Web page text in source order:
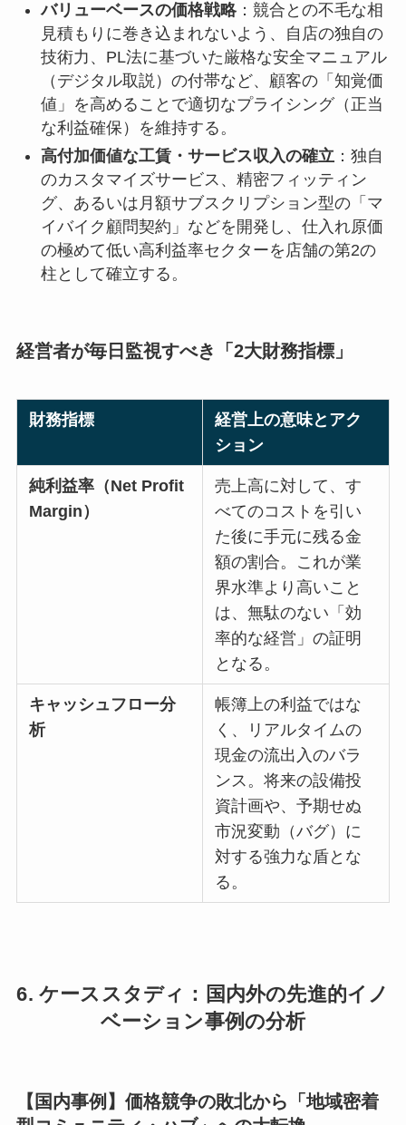
バリューベースの価格戦略：競合との不毛な相
見積もりに巻き込まれないよう、自店の独自の
技術力、PL法に基づいた厳格な安全マニュアル
（デジタル取説）の付帯など、顧客の「知覚価
値」を高めることで適切なプライシング（正当
な利益確保）を維持する。
高付加価値な工賃・サービス収入の確立 ：独自
のカスタマイズサービス、精密フィッティン
グ、あるいは月額サブスクリプション型の「マ
イバイク顧問契約」などを開発し、仕入れ原価
の極めて低い高利益率セクターを店舗の第2の
柱として確立する。
経営者が毎日監視すべき「2大財務指標」
財務指標
経営上の意味とアク
ション
純利益率（Net Profit
Margin）
売上高に対して、す
べてのコストを引い
た後に手元に残る金
額の割合。これが業
界水準より高いこと
は、無駄のない「効
率的な経営」の証明
となる。
キャッシュフロー分
析
帳簿上の利益ではな
く、リアルタイムの
現金の流出入のバラ
ンス。将来の設備投
資計画や、予期せぬ
市況変動（バグ）に
対する強力な盾とな
る。
6. ケーススタディ：国内外の先進的イノ
ベーション事例の分析
【国内事例】価格競争の敗北から「地域密着